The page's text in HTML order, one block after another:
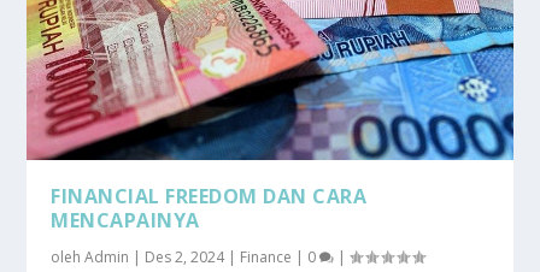
FINANCIAL FREEDOM DAN CARA
MENCAPAINYA
olehAdmin | Des 2, 2024| Finance | 0 |